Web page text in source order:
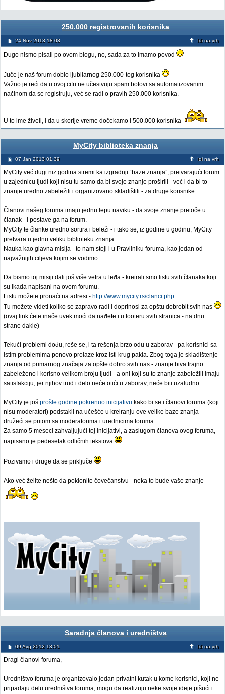
250.000 registrovanih korisnika
24 Nov 2013 18:03 Idi na vrh
Dugo nismo pisali po ovom blogu, no, sada za to imamo povod
Juče je naš forum dobio ljubilarnog 250.000-tog korisnika
Važno je reći da u ovoj cifri ne učestvuju spam botovi sa automatizovanim
načinom da se registruju, već se radi o pravih 250.000 korisnika.
U to ime živeli, i da u skorije vreme dočekamo i 500.000 korisnika
MyCity biblioteka znanja
07 Jan 2013 01:39 Idi na vrh
MyCity već dugi niz godina stremi ka izgradnji “baze znanja”, pretvarajući forum
u zajednicu ljudi koji nisu tu samo da bi svoje znanje proširili - već i da bi to
znanje uredno zabeležili i organizovano skladištili - za druge korisnike.
Članovi našeg foruma imaju jednu lepu naviku - da svoje znanje pretoče u
članak - i postave ga na forum.
MyCity te članke uredno sortira i beleži - i tako se, iz godine u godinu, MyCity
pretvara u jednu veliku biblioteku znanja.
Nauka kao glavna misija - to nam stoji i u Pravilniku foruma, kao jedan od
najvažnijih ciljeva kojim se vodimo.
Da bismo toj misiji dali još više vetra u leđa - kreirali smo listu svih članaka koji
su ikada napisani na ovom forumu.
Listu možete pronaći na adresi - http://www.mycity.rs/clanci.php
Tu možete videti koliko se zapravo radi i doprinosi za opštu dobrobit svih nas
(ovaj link ćete inače uvek moći da nađete i u footeru svih stranica - na dnu
strane dakle)
Tekući problemi dođu, reše se, i ta rešenja brzo odu u zaborav - pa korisnici sa
istim problemima ponovo prolaze kroz isti krug pakla. Zbog toga je skladištenje
znanja od primarnog značaja za opšte dobro svih nas - znanje biva trajno
zabeleženo i korisno velikom broju ljudi - a oni koji su to znanje zabeležili imaju
satisfakciju, jer njihov trud i delo neće otići u zaborav, neće biti uzaludno.
MyCity je još prošle godine pokrenuo inicijativu kako bi se i članovi foruma (koji
nisu moderatori) podstakli na učešće u kreiranju ove velike baze znanja -
družeći se pritom sa moderatorima i urednicima foruma.
Za samo 5 meseci zahvaljujući toj inicijativi, a zaslugom članova ovog foruma,
napisano je pedesetak odličnih tekstova
Pozivamo i druge da se priključe
Ako već želite nešto da poklonite čovečanstvu - neka to bude vaše znanje
Saradnja članova i uredništva
09 Avg 2012 13:01 Idi na vrh
Dragi članovi foruma,
Uredništvo foruma je organizovalo jedan privatni kutak u kome korisnici, koji ne
pripadaju delu uredništva foruma, mogu da realizuju neke svoje ideje pišući i